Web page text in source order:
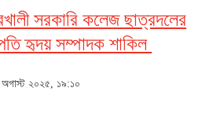
সরকারি কলেজ ছাত্রদলের
হৃদয় সম্পাদক শাকিল
২০২৫, ১৯:১০